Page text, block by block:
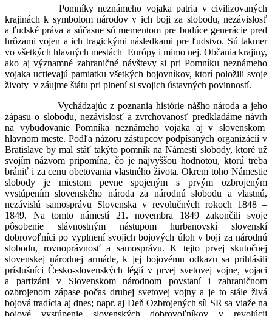
Pomníky neznámeho vojaka patria v civilizovaných
krajinách k symbolom národov v ich boji za slobodu, nezávislosť
a ľudské práva a súčasne sú mementom pre budúce generácie pred
hrôzami vojen a ich tragickými následkami pre ľudstvo. Sú takmer
vo všetkých hlavných mestách Európy i mimo nej. Občania krajiny,
ako aj významné zahraničné návštevy si pri Pomníku neznámeho
vojaka uctievajú pamiatku všetkých bojovníkov, ktorí položili svoje
životy v záujme štátu pri plnení si svojich ústavných povinností.
Vychádzajúc z poznania histórie nášho národa a jeho
zápasu o slobodu, nezávislosť a zvrchovanosť predkladáme návrh
na vybudovanie Pomníka neznámeho vojaka aj v slovenskom
hlavnom meste. Podľa názoru zástupcov podpísaných organizácií v
Bratislave by mal stáť takýto pomník na Námestí slobody, ktoré už
svojím názvom pripomína, čo je najvyššou hodnotou, ktorú treba
brániť i za cenu obetovania vlastného života. Okrem toho Námestie
slobody je miestom pevne spojeným s prvým ozbrojeným
vystúpením slovenského národa za národnú slobodu a vlastnú,
nezávislú samosprávu Slovenska v revolučných rokoch 1848 –
1849. Na tomto námestí 21. novembra 1849 zakončili svoje
pôsobenie slávnostným nástupom hurbanovskí slovenskí
dobrovoľníci po vyplnení svojich bojových úloh v boji za národnú
slobodu, rovnoprávnosť a samosprávu. K tejto prvej skutočnej
slovenskej národnej armáde, k jej bojovému odkazu sa prihlásili
príslušníci Česko-slovenských légií v prvej svetovej vojne, vojaci
a partizáni v Slovenskom národnom povstaní i zahraničnom
ozbrojenom zápase počas druhej svetovej vojny a je to stále živá
bojová tradícia aj dnes; napr. aj Deň Ozbrojených síl SR sa viaže na
bojové vystúpenie slovenských dobrovoľníkov v revolúcii